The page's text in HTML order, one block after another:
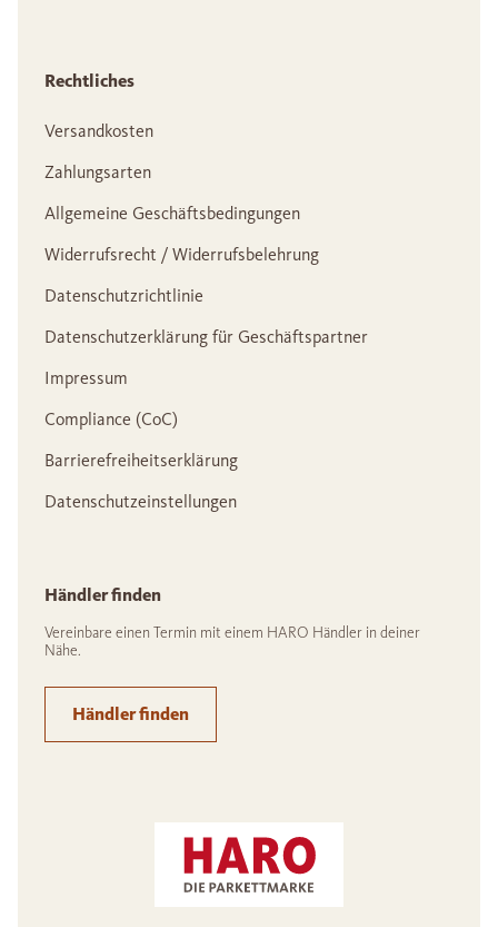
Rechtliches
Versandkosten
Zahlungsarten
Allgemeine Geschäftsbedingungen
Widerrufsrecht / Widerrufsbelehrung
Datenschutzrichtlinie
Datenschutzerklärung für Geschäftspartner
Impressum
Compliance (CoC)
Barrierefreiheitserklärung
Datenschutzeinstellungen
Händler finden
Vereinbare einen Termin mit einem HARO Händler in deiner
Nähe.
Händler finden